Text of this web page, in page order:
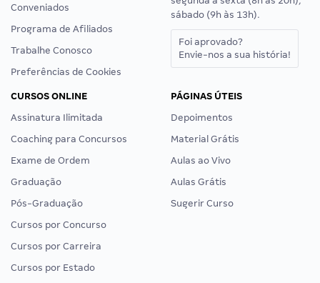
Conveniados
Programa de Afiliados
Trabalhe Conosco
Preferências de Cookies
sábado (9h às 13h).
Foi aprovado?
Envie-nos a sua história!
CURSOS ONLINE
Assinatura Ilimitada
Coaching para Concursos
Exame de Ordem
Graduação
Pós-Graduação
Cursos por Concurso
Cursos por Carreira
Cursos por Estado
PÁGINAS ÚTEIS
Depoimentos
Material Grátis
Aulas ao Vivo
Aulas Grátis
Sugerir Curso